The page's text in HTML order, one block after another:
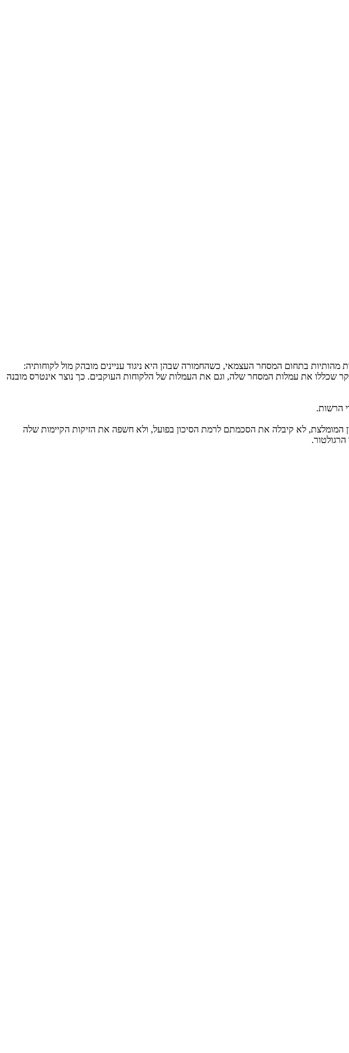
אינטראקטיב ישראל בסך של 607 אלף ש"ח בעקבות שורת הפרות מהותיות בתחום המסחר העצמאי, כשהחמורה שבהן היא ניגוד עניינים מובהק מול לקוחותיה:
שכללו את עמלות המסחר שלה, וגם את העמלות של הלקוחות העוקבים. כך נוצר אינטרס מובנה
הרשות.
המומלצת, לא קיבלה את הסכמתם לרמת הסיכון בפועל, ולא חשפה את הזיקות הקיימות שלה